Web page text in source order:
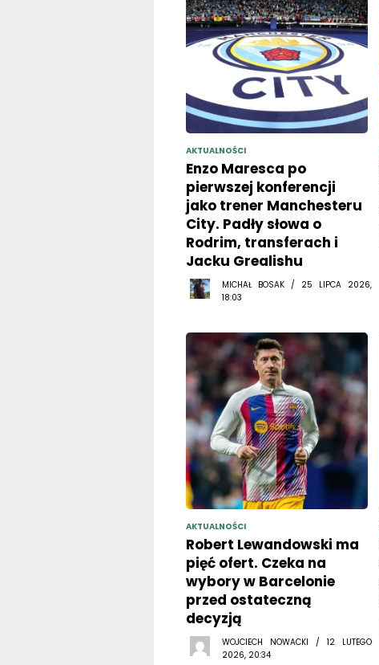
AKTUALNOŚCI
Enzo Maresca po
pierwszej konferencji
jako trener Manchesteru
City. Padły słowa o
Rodrim, transferach i
Jacku Grealishu
MICHAŁ BOSAK / 25 LIPCA 2026,
18:03
AKTUALNOŚCI
Robert Lewandowski ma
pięć ofert. Czeka na
wybory w Barcelonie
przed ostateczną
decyzją
WOJCIECH NOWACKI / 12 LUTEGO
2026, 20:34